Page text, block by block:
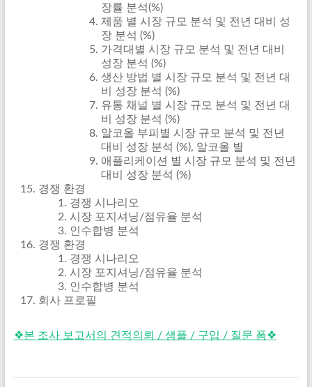
장률 분석(%)
제품 별 시장 규모 분석 및 전년 대비 성
장 분석 (%)
가격대별 시장 규모 분석 및 전년 대비
성장 분석 (%)
생산 방법 별 시장 규모 분석 및 전년 대
비 성장 분석 (%)
유통 채널 별 시장 규모 분석 및 전년 대
비 성장 분석 (%)
알코올 부피별 시장 규모 분석 및 전년
대비 성장 분석 (%), 알코올 별
애플리케이션 별 시장 규모 분석 및 전년
대비 성장 분석 (%)
경쟁 환경
경쟁 시나리오
시장 포지셔닝/점유율 분석
인수합병 분석
경쟁 환경
경쟁 시나리오
시장 포지셔닝/점유율 분석
인수합병 분석
회사 프로필
❖본 조사 보고서의 견적의뢰 / 샘플 / 구입 / 질문 폼❖